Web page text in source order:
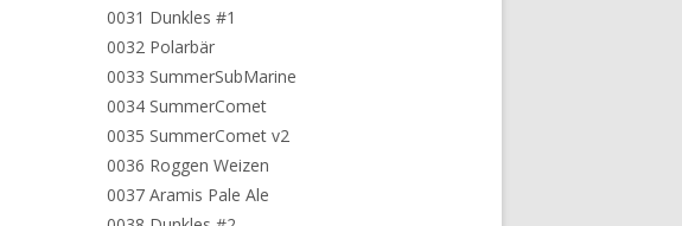
0031 Dunkles #1
0032 Polarbär
0033 SummerSubMarine
0034 SummerComet
0035 SummerComet v2
0036 Roggen Weizen
0037 Aramis Pale Ale